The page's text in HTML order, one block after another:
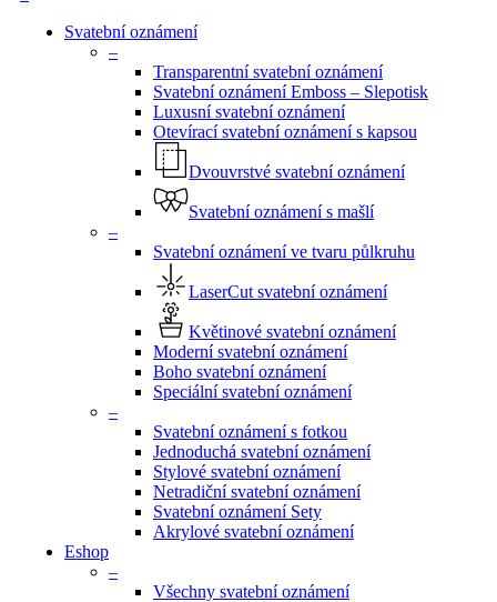
Svatební oznámení
–
Transparentní svatební oznámení
Svatební oznámení Emboss – Slepotisk
Luxusní svatební oznámení
Otevírací svatební oznámení s kapsou
Dvouvrstvé svatební oznámení
Svatební oznámení s mašlí
–
Svatební oznámení ve tvaru půlkruhu
LaserCut svatební oznámení
Květinové svatební oznámení
Moderní svatební oznámení
Boho svatební oznámení
Speciální svatební oznámení
–
Svatební oznámení s fotkou
Jednoduchá svatební oznámení
Stylové svatební oznámení
Netradiční svatební oznámení
Svatební oznámení Sety
Akrylové svatební oznámení
Eshop
–
Všechny svatební oznámení